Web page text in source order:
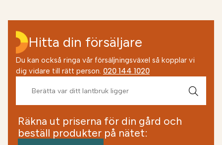
Hitta din försäljare
Du kan också ringa vår försäljningsväxel så kopplar vi
dig vidare till rätt person. 020 144 1020
Räkna ut priserna för din gård och
beställ produkter på nätet: